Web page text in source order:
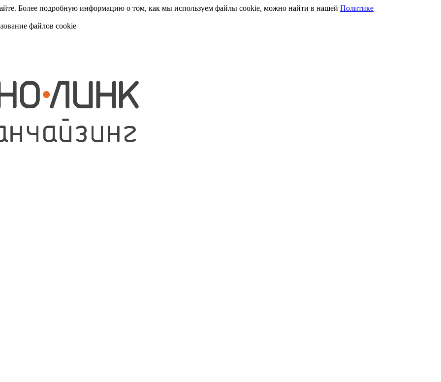
Более подробную информацию о том, как мы используем файлы cookie, можно найти в нашей Политике
файлов cookie